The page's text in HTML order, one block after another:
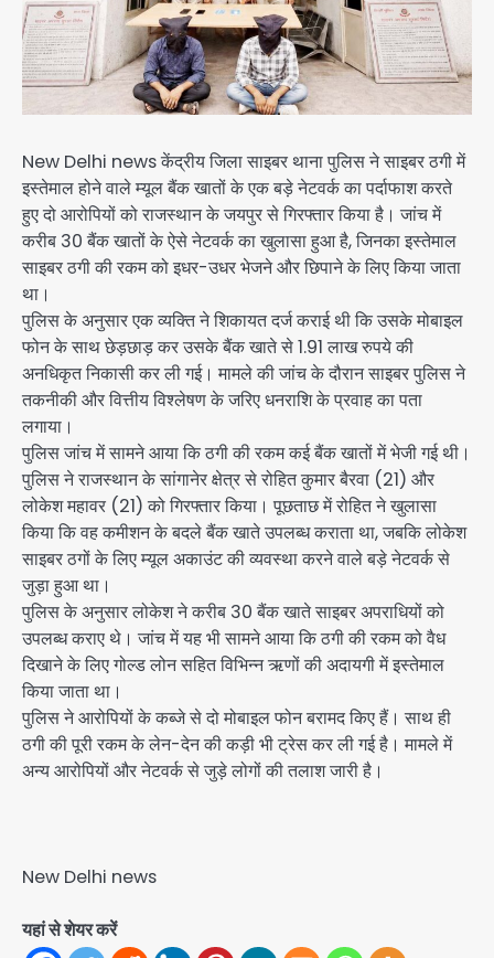
New Delhi news केंद्रीय जिला साइबर थाना पुलिस ने साइबर ठगी में
इस्तेमाल होने वाले म्यूल बैंक खातों के एक बड़े नेटवर्क का पर्दाफाश करते
हुए दो आरोपियों को राजस्थान के जयपुर से गिरफ्तार किया है। जांच में
करीब 30 बैंक खातों के ऐसे नेटवर्क का खुलासा हुआ है, जिनका इस्तेमाल
साइबर ठगी की रकम को इधर-उधर भेजने और छिपाने के लिए किया जाता
था।
पुलिस के अनुसार एक व्यक्ति ने शिकायत दर्ज कराई थी कि उसके मोबाइल
फोन के साथ छेड़छाड़ कर उसके बैंक खाते से 1.91 लाख रुपये की
अनधिकृत निकासी कर ली गई। मामले की जांच के दौरान साइबर पुलिस ने
तकनीकी और वित्तीय विश्लेषण के जरिए धनराशि के प्रवाह का पता
लगाया।
पुलिस जांच में सामने आया कि ठगी की रकम कई बैंक खातों में भेजी गई थी।
पुलिस ने राजस्थान के सांगानेर क्षेत्र से रोहित कुमार बैरवा (21) और
लोकेश महावर (21) को गिरफ्तार किया। पूछताछ में रोहित ने खुलासा
किया कि वह कमीशन के बदले बैंक खाते उपलब्ध कराता था, जबकि लोकेश
साइबर ठगों के लिए म्यूल अकाउंट की व्यवस्था करने वाले बड़े नेटवर्क से
जुड़ा हुआ था।
पुलिस के अनुसार लोकेश ने करीब 30 बैंक खाते साइबर अपराधियों को
उपलब्ध कराए थे। जांच में यह भी सामने आया कि ठगी की रकम को वैध
दिखाने के लिए गोल्ड लोन सहित विभिन्न ऋणों की अदायगी में इस्तेमाल
किया जाता था।
पुलिस ने आरोपियों के कब्जे से दो मोबाइल फोन बरामद किए हैं। साथ ही
ठगी की पूरी रकम के लेन-देन की कड़ी भी ट्रेस कर ली गई है। मामले में
अन्य आरोपियों और नेटवर्क से जुड़े लोगों की तलाश जारी है।
New Delhi news
यहां से शेयर करें